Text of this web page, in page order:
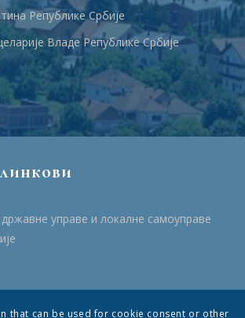
Републике Србије
Владе Републике Србије
управе и локалне самоуправе
that can be used for cookie consent or other